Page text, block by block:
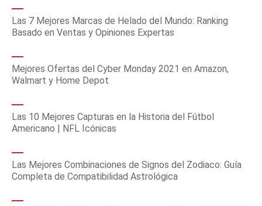
Las 7 Mejores Marcas de Helado del Mundo: Ranking
Basado en Ventas y Opiniones Expertas
Mejores Ofertas del Cyber Monday 2021 en Amazon,
Walmart y Home Depot
Las 10 Mejores Capturas en la Historia del Fútbol
Americano | NFL Icónicas
Las Mejores Combinaciones de Signos del Zodiaco: Guía
Completa de Compatibilidad Astrológica